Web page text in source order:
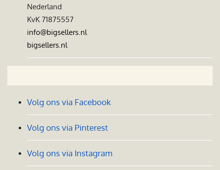
Nederland
KvK 71875557
info@bigsellers.nl
bigsellers.nl
Volg ons via Facebook
Volg ons via Pinterest
Volg ons via Instagram